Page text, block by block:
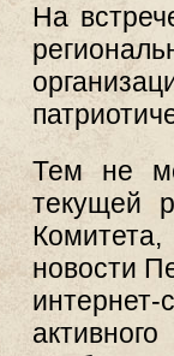
На
Тем не
текущей
новости